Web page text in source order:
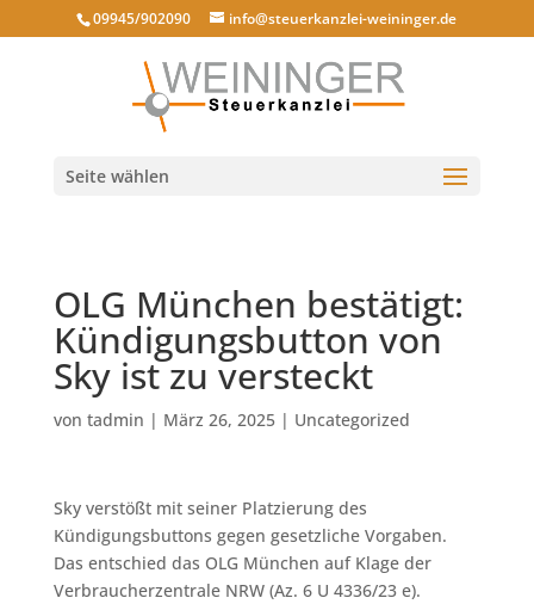
09945/902090 info@steuerkanzlei-weininger.de
Seite wählen
OLG München bestätigt:
Kündigungsbutton von
Sky ist zu versteckt
von tadmin | März 26, 2025| Uncategorized
Sky verstößt mit seiner Platzierung des
Kündigungsbuttons gegen gesetzliche Vorgaben.
Das entschied das OLG München auf Klage der
Verbraucherzentrale NRW (Az. 6 U 4336/23 e).